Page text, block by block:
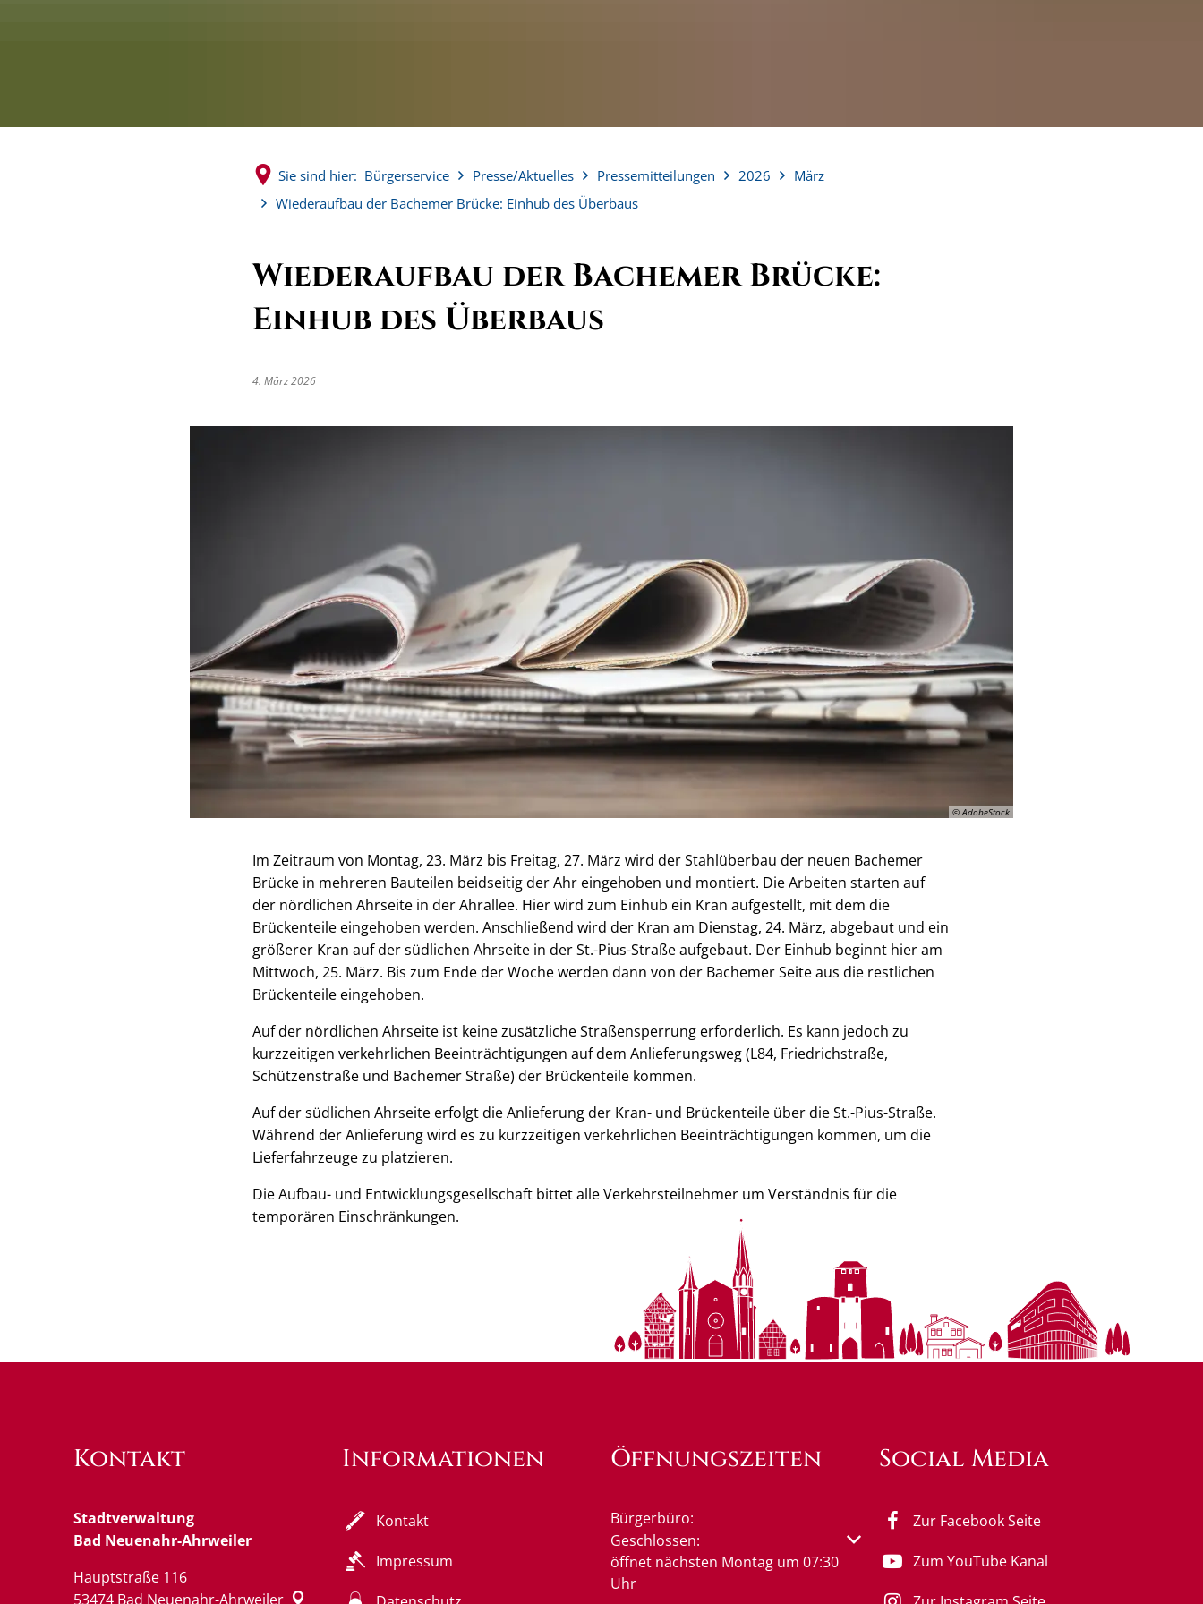
Sie sind hier: Bürgerservice Presse/Aktuelles Pressemitteilungen 2026
März
Wiederaufbau der Bachemer Brücke: Einhub des Überbaus
Wiederaufbau der Bachemer Brücke:
Einhub des Überbaus
4. März 2026
© AdobeStock
Im Zeitraum von Montag, 23. März bis Freitag, 27. März wird der Stahlüberbau der neuen Bachemer
Brücke in mehreren Bauteilen beidseitig der Ahr eingehoben und montiert. Die Arbeiten starten auf
der nördlichen Ahrseite in der Ahrallee. Hier wird zum Einhub ein Kran aufgestellt, mit dem die
Brückenteile eingehoben werden. Anschließend wird der Kran am Dienstag, 24. März, abgebaut und ein
größerer Kran auf der südlichen Ahrseite in der St.-Pius-Straße aufgebaut. Der Einhub beginnt hier am
Mittwoch, 25. März. Bis zum Ende der Woche werden dann von der Bachemer Seite aus die restlichen
Brückenteile eingehoben.
Auf der nördlichen Ahrseite ist keine zusätzliche Straßensperrung erforderlich. Es kann jedoch zu
kurzzeitigen verkehrlichen Beeinträchtigungen auf dem Anlieferungsweg (L84, Friedrichstraße,
Schützenstraße und Bachemer Straße) der Brückenteile kommen.
Auf der südlichen Ahrseite erfolgt die Anlieferung der Kran- und Brückenteile über die St.-Pius-Straße.
Während der Anlieferung wird es zu kurzzeitigen verkehrlichen Beeinträchtigungen kommen, um die
Lieferfahrzeuge zu platzieren.
Die Aufbau- und Entwicklungsgesellschaft bittet alle Verkehrsteilnehmer um Verständnis für die
temporären Einschränkungen.
Kontakt
Stadtverwaltung
Bad Neuenahr-Ahrweiler
Hauptstraße 116
53474 Bad Neuenahr-Ahrweiler
Informationen
Kontakt
Impressum
Öffnungszeiten
Bürgerbüro:
Klicken, um weitere Öffnungs- oder Schließzeiten auszublenden
Geschlossen:
öffnet nächsten Montag um 07:30
Uhr
Social Media
Zur Facebook Seite
Zum YouTube Kanal